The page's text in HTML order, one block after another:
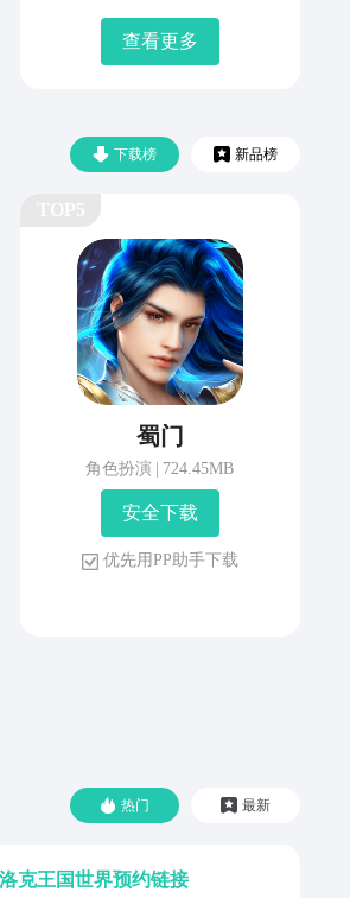
查看更多
下载榜 新品榜
蜀门
角色扮演 724.45MB
安 全 下 载
优 先 用 P P 助 手 下 载
热门 最新
克王国世界预约链接